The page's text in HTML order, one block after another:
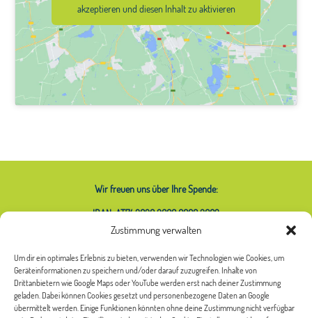
Zustimmung verwalten
Um dir ein optimales Erlebnis zu bieten, verwenden wir Technologien wie Cookies, um
Geräteinformationen zu speichern und/oder darauf zuzugreifen. Inhalte von
Drittanbietern wie Google Maps oder YouTube werden erst nach deiner Zustimmung
geladen. Dabei können Cookies gesetzt und personenbezogene Daten an Google
übermittelt werden. Einige Funktionen könnten ohne deine Zustimmung nicht verfügbar
akzeptieren und diesen Inhalt zu aktivieren
Wir freuen uns über Ihre Spende:
IBAN: AT74 2020 2000 0000 2063
Was bedeutet das Sternchen bei
Frauen*?